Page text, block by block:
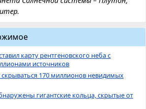
карту рентгеновского неба с
источников
170 миллионов невидимых
гигантские кольца, скрытые от